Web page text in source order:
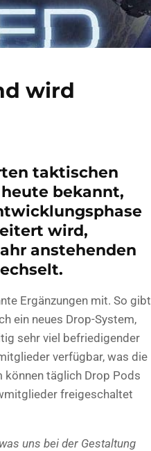
wird
taktischen
bekannt,
wird,
anstehenden
Ergänzungen mit. So gibt
ein neues Drop-System,
sehr viel befriedigender
verfügbar, was die
können täglich Drop Pods
freigeschaltet
uns bei der Gestaltung